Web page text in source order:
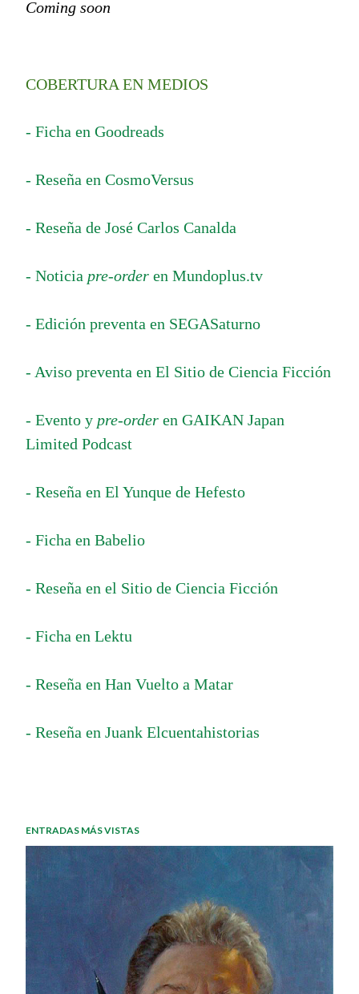
Coming soon
COBERTURA EN MEDIOS
- Ficha en Goodreads
- Reseña en CosmoVersus
- Reseña de José Carlos Canalda
- Noticia pre-order en Mundoplus.tv
- Edición preventa en SEGASaturno
- Aviso preventa en El Sitio de Ciencia Ficción
- Evento y pre-order en GAIKAN Japan
Limited Podcast
- Reseña en El Yunque de Hefesto
- Ficha en Babelio
- Reseña en el Sitio de Ciencia Ficción
- Ficha en Lektu
- Reseña en Han Vuelto a Matar
- Reseña en Juank Elcuentahistorias
ENTRADAS MÁS VISTAS